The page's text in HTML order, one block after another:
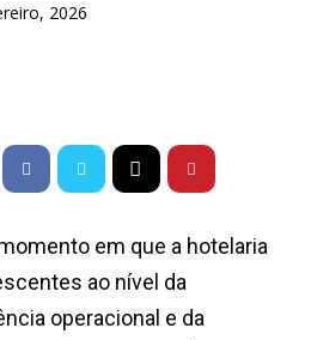
2026
em que a hotelaria
ao nível da
operacional e da